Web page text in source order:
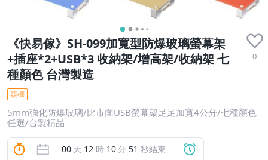
《快易傢》SH-099加寬型防爆玻璃螢幕架
+插座*2+USB*3 收納架/增高架/收納架 七
種顏色 台灣製造
0
競標
5mm強化防爆玻璃/比市面USB螢幕架足足加寬4公分/七種顏色
任選/台製精品
00 天 12 時 10分 50 秒結束